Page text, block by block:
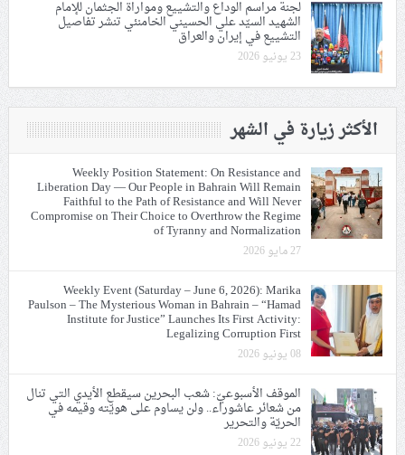
لجنة مراسم الوداع والتشييع ومواراة الجثمان للإمام
الشهيد السيّد علي الحسيني الخامنئي تنشر تفاصيل
التشييع في إيران والعراق
23 يونيو 2026
الأكثر زيارة في الشهر
Weekly Position Statement: On Resistance and
Liberation Day — Our People in Bahrain Will Remain
Faithful to the Path of Resistance and Will Never
Compromise on Their Choice to Overthrow the Regime
of Tyranny and Normalization
27 مايو 2026
Weekly Event (Saturday – June 6, 2026): Marika
Paulson – The Mysterious Woman in Bahrain – “Hamad
Institute for Justice” Launches Its First Activity:
Legalizing Corruption First
08 يونيو 2026
الموقف الأسبوعيّ: شعب البحرين سيقطع الأيدي التي تنال
من شعائر عاشوراء.. ولن يساوم على هويّته وقيمه في
الحريّة والتحرير
22 يونيو 2026